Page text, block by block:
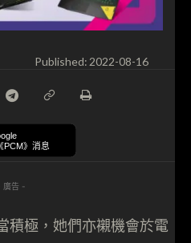
Published: 2022-08-16
PCM》消息
廣告 -
積極，她們亦襯機會於電